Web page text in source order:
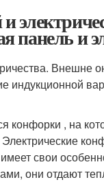
панель и
Внешне
индукционной
конфорки , на
свои
они отдают